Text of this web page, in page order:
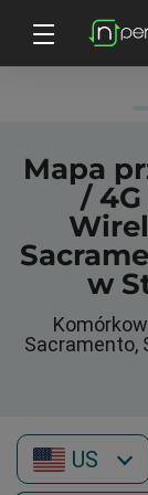
Mapa
/
w
Sacramento,
US